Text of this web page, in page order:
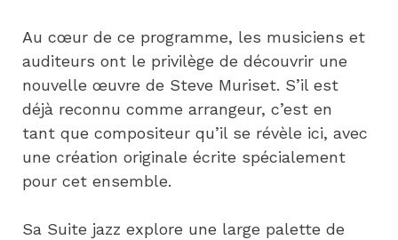
Au cœur de ce programme, les musiciens et
auditeurs ont le privilège de découvrir une
nouvelle œuvre de Steve Muriset. S’il est
déjà reconnu comme arrangeur, c’est en
tant que compositeur qu’il se révèle ici, avec
une création originale écrite spécialement
pour cet ensemble.
Sa Suite jazz explore une large palette de